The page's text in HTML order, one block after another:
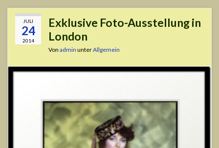
JULI
24
2014
Exklusive Foto-Ausstellung in
London
Von admin unterAllgemein